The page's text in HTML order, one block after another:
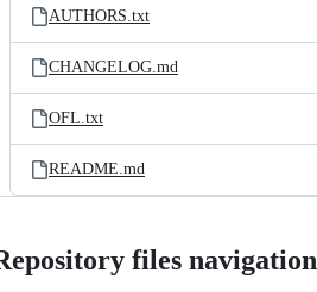
AUTHORS.txt
CHANGELOG.md
OFL.txt
README.md
files navigation